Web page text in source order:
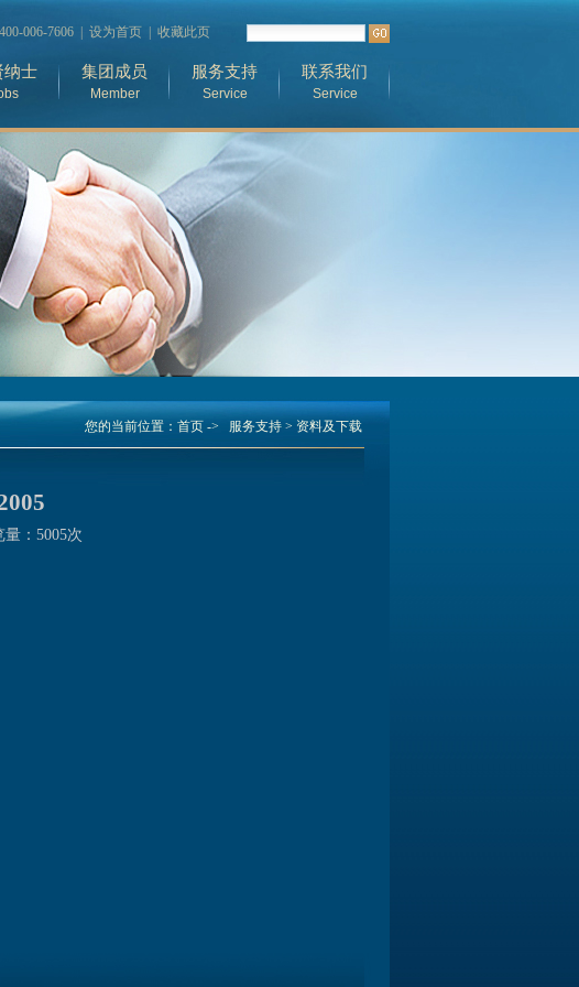
006-7606 | 设为首页 收藏此页
纳士 集团成员
Member
服务支持
Service
联系我们
Service
您的当前位置：首页 -> 服务支持 > 资料及下载
：5005次